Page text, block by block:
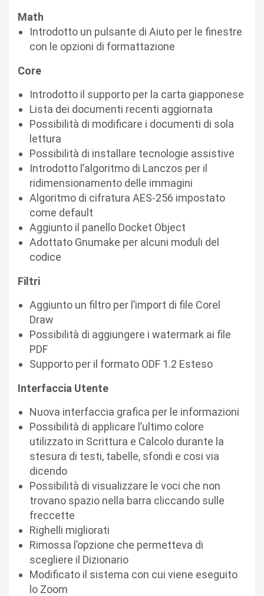
Math
Introdotto un pulsante di Aiuto per le finestre
con le opzioni di formattazione
Core
Introdotto il supporto per la carta giapponese
Lista dei documenti recenti aggiornata
Possibilità di modificare i documenti di sola
lettura
Possibilità di installare tecnologie assistive
Introdotto l’algoritmo di Lanczos per il
ridimensionamento delle immagini
Algoritmo di cifratura AES-256 impostato
come default
Aggiunto il panello Docket Object
Adottato Gnumake per alcuni moduli del
codice
Filtri
Aggiunto un filtro per l’import di file Corel
Draw
Possibilità di aggiungere i watermark ai file
PDF
Supporto per il formato ODF 1.2 Esteso
Interfaccia Utente
Nuova interfaccia grafica per le informazioni
Possibilità di applicare l’ultimo colore
utilizzato in Scrittura e Calcolo durante la
stesura di testi, tabelle, sfondi e cosi via
dicendo
Possibilità di visualizzare le voci che non
trovano spazio nella barra cliccando sulle
freccette
Righelli migliorati
Rimossa l’opzione che permetteva di
scegliere il Dizionario
Modificato il sistema con cui viene eseguito
lo Zoom